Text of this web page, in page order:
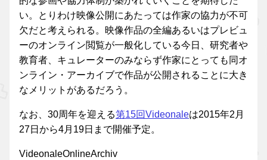
い。とりわけ映像公開にあたっては作家の協力が不可
欠だと考えられる。映像作品の全編あるいはプレビュ
ーのオンライン閲覧が一般化している今日、研究者や
教育者、キュレーターのみならず作家にとっても同オ
ンライン・アーカイブで作品が公開されることに大き
なメリットがあるだろう。
なお、30周年を迎える第15回Videonaleは2015年2月
27日から4月19日まで開催予定。
VideonaleOnlineArchiv